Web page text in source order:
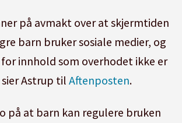
på avmakt over at skjermtiden
barn bruker sosiale medier, og
innhold som overhodet ikke er
Astrup tilAftenposten.
på at barn kan regulere bruken